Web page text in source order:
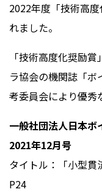
2022年度「技術高
れました。
「技術高度化奨励
ラ協会の機関誌「
考委員会により優秀
一般社団法人日本
2021年12月号
タイトル：「小型
P24